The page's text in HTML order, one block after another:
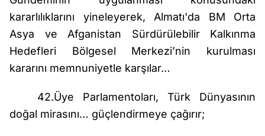
kararlılıklarını yineleyerek, Almatı'da BM Orta
Asya ve Afganistan Sürdürülebilir Kalkınma
Hedefleri Bölgesel Merkezi’nin kurulması
kararını memnuniyetle karşılar…
42.Üye Parlamentoları, Türk Dünyasının
doğal mirasını… güçlendirmeye çağırır;